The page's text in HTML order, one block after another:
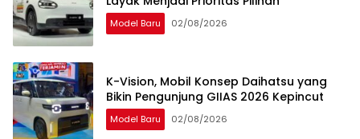
Model Baru 02/08/2026
K-Vision, Mobil Konsep Daihatsu yang
Bikin Pengunjung GIIAS 2026 Kepincut
Model Baru 02/08/2026